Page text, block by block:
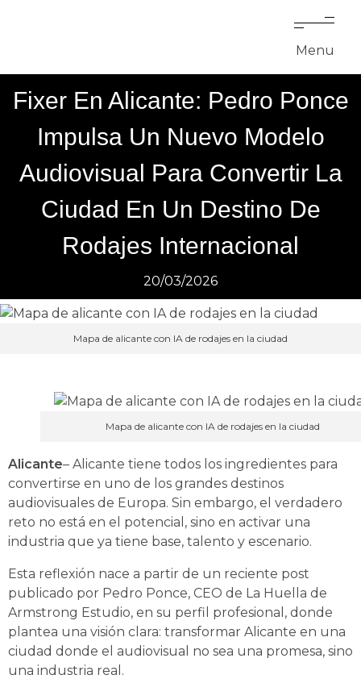
Menu
Fixer En Alicante: Pedro Ponce
Impulsa Un Nuevo Modelo
Audiovisual Para Convertir La
Ciudad En Un Destino De
Rodajes Internacional
20/03/2026
Mapa de alicante con IA de rodajes en la ciudad
Mapa de alicante con IA de rodajes en la ciudad
Alicante– Alicante tiene todos los ingredientes para
convertirse en uno de los grandes destinos
audiovisuales de Europa. Sin embargo, el verdadero
reto no está en el potencial, sino en activar una
industria que ya tiene base, talento y escenario.
Esta reflexión nace a partir de un reciente post
publicado por Pedro Ponce, CEO de La Huella de
Armstrong Estudio, en su perfil profesional, donde
plantea una visión clara: transformar Alicante en una
ciudad donde el audiovisual no sea una promesa, sino
una industria real.